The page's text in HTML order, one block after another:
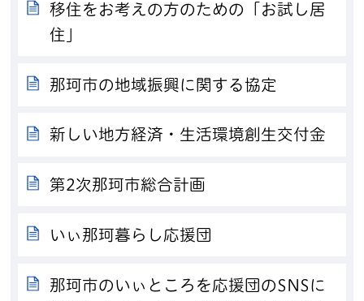
移住をお考えの方のための「お試し居
住」
那珂市の地域振興に関する協定
新しい地方経済・生活環境創生交付金
第2次那珂市総合計画
いぃ那珂暮らし応援団
那珂市のいぃところを応援団のSNSに